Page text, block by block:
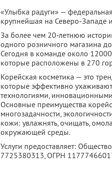
«Улыбка радуги» —
крупнейшая на Северо-Западе
За более чем 20-летнюю
одного розничного магазина
Сегодня в команде около
которые расположены в 270
Корейская косметика — это
которые эффективно
технологиями,
Основные преимущества
многозадачности,
кожи: увлажнять, очищать,
окружающей среды.
Услуги предоставляет:
7725380313, ОГРН